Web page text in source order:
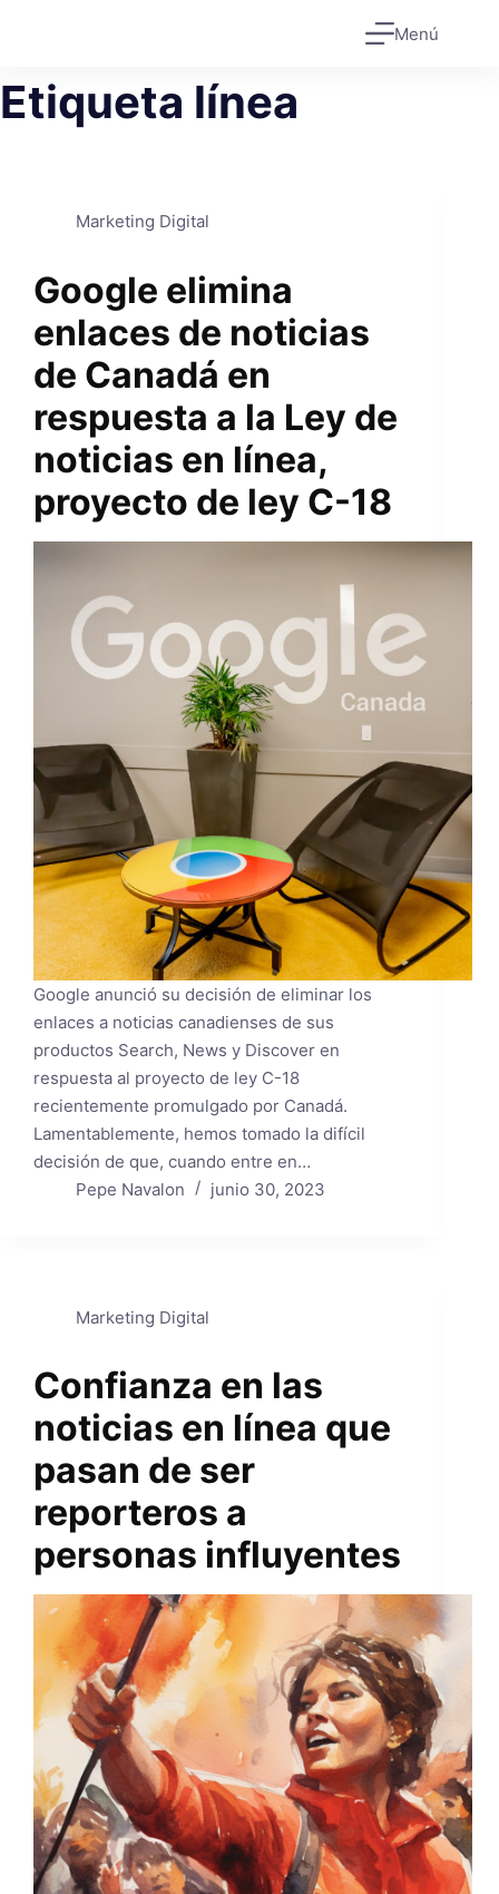
Menú
Etiqueta línea
Marketing Digital
Google elimina
enlaces de noticias
de Canadá en
respuesta a la Ley de
noticias en línea,
proyecto de ley C-18
Google anunció su decisión de eliminar los
enlaces a noticias canadienses de sus
productos Search, News y Discover en
respuesta al proyecto de ley C-18
recientemente promulgado por Canadá.
Lamentablemente, hemos tomado la difícil
decisión de que, cuando entre en…
Pepe Navalon
junio 30, 2023
Marketing Digital
Confianza en las
noticias en línea que
pasan de ser
reporteros a
personas influyentes